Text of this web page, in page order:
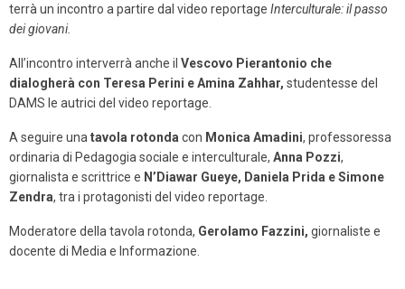
terrà un incontro a partire dal video reportage Interculturale: il passo
dei giovani.
All’incontro interverrà anche il Vescovo Pierantonio che
dialogherà con Teresa Perini e Amina Zahhar, studentesse del
DAMS le autrici del video reportage.
A seguire una tavola rotonda con Monica Amadini, professoressa
ordinaria di Pedagogia sociale e interculturale, Anna Pozzi,
giornalista e scrittrice e N’Diawar Gueye, Daniela Prida e Simone
Zendra, tra i protagonisti del video reportage.
Moderatore della tavola rotonda, Gerolamo Fazzini, giornaliste e
docente di Media e Informazione.